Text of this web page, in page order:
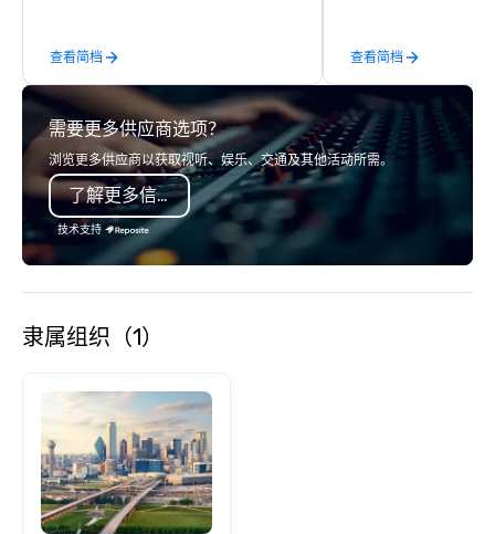
查看简档 查看简档
需要更多供应商选项？
浏览更多供应商以获取视听、娱乐、交通及其他活动所需。
了解更多信息
技术支持
隶属组织（1）